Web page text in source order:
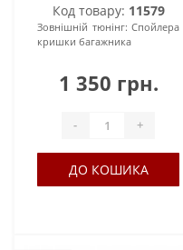
Код товару: 11579
Зовнішній тюнінг: Спойлера
кришки багажника
1 350 грн.
- +
ДО КОШИКА